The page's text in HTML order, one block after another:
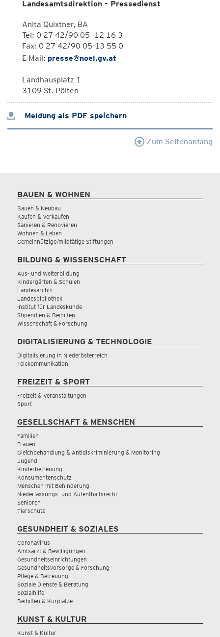
Landesamtsdirektion - Pressedienst
Anita Quixtner, BA
Tel: 0 27 42/90 05 -12 16 3
Fax: 0 27 42/90 05-13 55 0
E-Mail: presse@noel.gv.at
Landhausplatz 1
3109 St. Pölten
Meldung als PDF speichern
Zum Seitenanfang
BAUEN & WOHNEN
Bauen & Neubau
Kaufen & Verkaufen
Sanieren & Renovieren
Wohnen & Leben
Gemeinnützige/mildtätige Stiftungen
BILDUNG & WISSENSCHAFT
Aus- und Weiterbildung
Kindergärten & Schulen
Landesarchiv
Landesbibliothek
Institut für Landeskunde
Stipendien & Beihilfen
Wissenschaft & Forschung
DIGITALISIERUNG & TECHNOLOGIE
Digitalisierung in Niederösterreich
Telekommunikation
FREIZEIT & SPORT
Freizeit & Veranstaltungen
Sport
GESELLSCHAFT & MENSCHEN
Familien
Frauen
Gleichbehandlung & Antidiskriminierung & Monitoring
Jugend
Kinderbetreuung
Konsumentenschutz
Menschen mit Behinderung
Niederlassungs- und Aufenthaltsrecht
Senioren
Tierschutz
GESUNDHEIT & SOZIALES
Coronavirus
Amtsarzt & Bewilligungen
Gesundheitseinrichtungen
Gesundheitsvorsorge & Forschung
Pflege & Betreuung
Soziale Dienste & Beratung
Sozialhilfe
Beihilfen & Kurplätze
KUNST & KULTUR
Kunst & Kultur